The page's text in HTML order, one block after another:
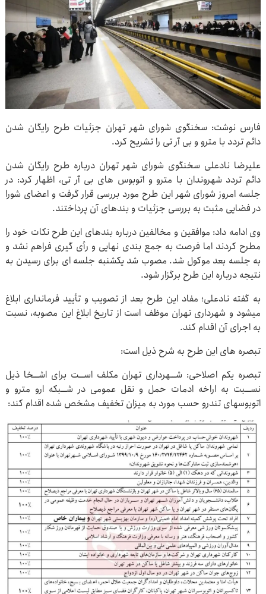
فارس نوشت: سخنگوی شورای شهر تهران جزئیات طرح رایگان شدن
دائم تردد با مترو و بی آر تی را تشریح کرد.
علیرضا نادعلی سخنگوی شورای شهر تهران درباره طرح رایگان شدن
دائم تردد شهروندان با مترو و اتوبوس های بی آر تی، اظهار کرد: در
جلسه امروز شورای شهر این طرح مورد بررسی قرار گرفت و اعضای شورا
در فضایی مثبت به بررسی جزئیات و بندهای آن پرداختند.
وی ادامه داد: موافقین و مخالفین درباره بندهای این طرح نکات خود را
مطرح کردند اما فرصت به جمع بندی نهایی و رأی گیری فراهم نشد و
به جلسه بعد موکول شد. مصوب شد یکشنبه جلسه ای برای رسیدن به
نتیجه درباره این طرح برگزار شود.
به گفته نادعلی؛ مفاد این طرح بعد از تصویب و تأیید فرمانداری ابلاغ
میشود و شهرداری تهران موظف است از تاریخ ابلاغ این مصوبه، نسبت
به اجرای آن اقدام کند.
تبصره های این طرح به شرح ذیل است:
تبصره یکم اصلاحی: شـــهرداری تهران مکلف اســـت برای اشـــخا ذیل
نســـبت به اراخه ادمات حمل و نقل عمومی در شـــبکه ارو مترو و
اتوبوسهای تندرو حسب مورد به میزان تخفیف مشخص شده اقدام کند: